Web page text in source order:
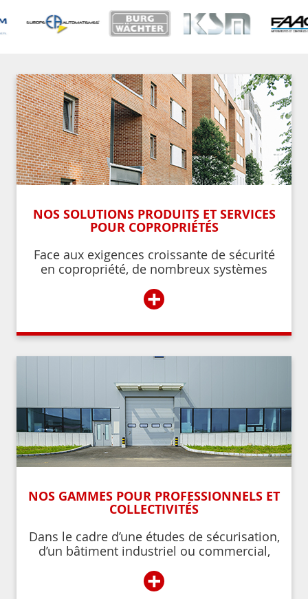
NOS SOLUTIONS PRODUITS ET SERVICES
POUR COPROPRIÉTÉS
Face aux exigences croissante de sécurité
en copropriété, de nombreux systèmes
l’accès à l’immeuble aux résidents ou aux
personnes autorisées par ces derniers.
+
NOS GAMMES POUR PROFESSIONNELS ET
COLLECTIVITÉS
Dans le cadre d’une études de sécurisation,
d’un bâtiment industriel ou commercial,
+